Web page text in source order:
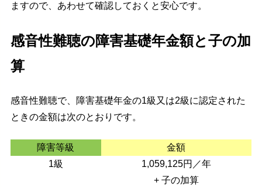
ますので、あわせて確認しておくと安心です。
感音性難聴の障害基礎年金額と子の加
算
感音性難聴で、障害基礎年金の1級又は2級に認定された
ときの金額は次のとおりです。
障害等級
金額
1級
1,059,125円／年
+ 子の加算